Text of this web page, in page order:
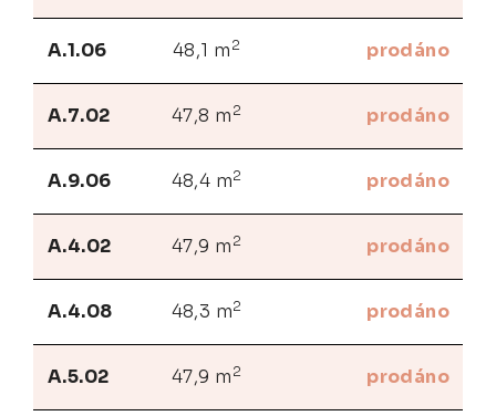
A.1.06 48,1 m 2 prodáno
A.7.02 47,8 m 2 prodáno
A.9.06 48,4 m2 prodáno
A.4.02 47,9 m 2 prodáno
A.4.08 48,3 m2 prodáno
A.5.02 47,9 m 2 prodáno